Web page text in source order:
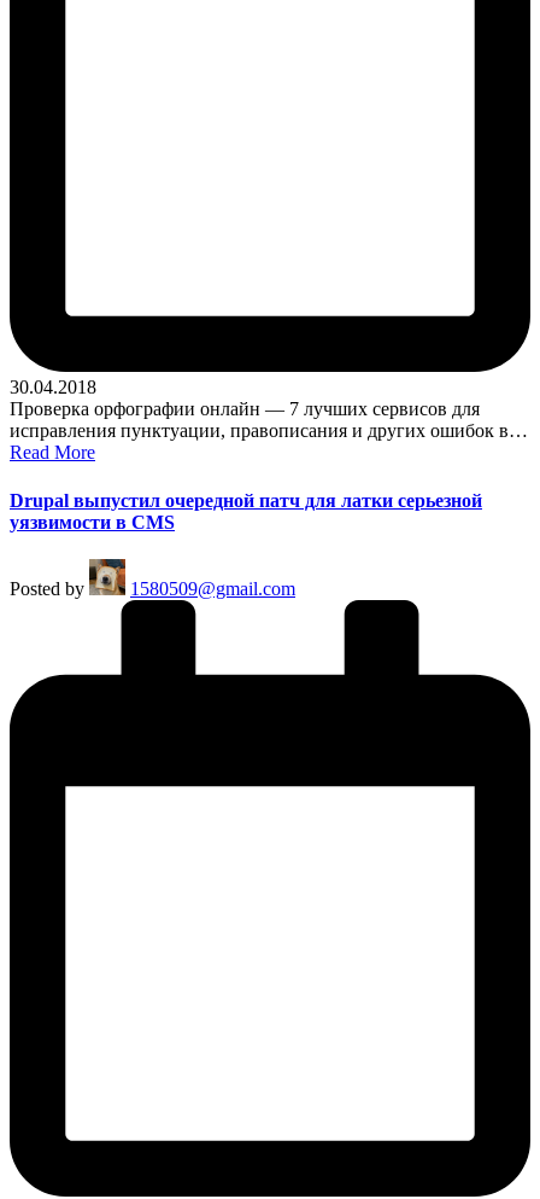
30.04.2018
Проверка орфографии онлайн — 7 лучших сервисов для
исправления пунктуации, правописания и других ошибок в…
Read More
Drupal выпустил очередной патч для латки серьезной
уязвимости в CMS
Posted by 1580509@gmail.com